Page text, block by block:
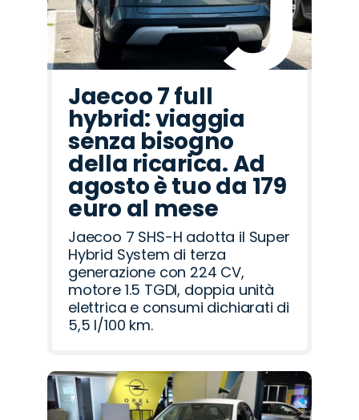
Jaecoo 7 full
hybrid: viaggia
senza bisogno
della ricarica. Ad
agosto è tuo da 179
euro al mese
Jaecoo 7 SHS-H adotta il Super
Hybrid System di terza
generazione con 224 CV,
motore 1.5 TGDI, doppia unità
elettrica e consumi dichiarati di
5,5 l/100 km.